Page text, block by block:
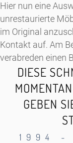
Hier nun eine
unrestaurierte
im Original
Kontakt auf. Am
verabreden einen
DIESE
GEBEN
1994 -